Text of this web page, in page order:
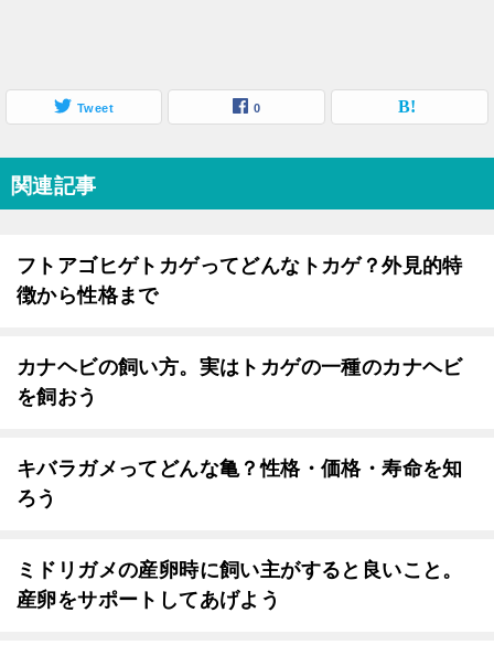
Tweet 0
関連記事
フトアゴヒゲトカゲってどんなトカゲ？外見的特
徴から性格まで
カナヘビの飼い方。実はトカゲの一種のカナヘビ
を飼おう
キバラガメってどんな亀？性格・価格・寿命を知
ろう
ミドリガメの産卵時に飼い主がすると良いこと。
産卵をサポートしてあげよう